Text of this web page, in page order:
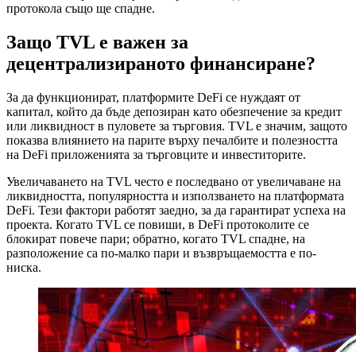
протокола също ще спадне.
Защо TVL е важен за
децентрализираното финансиране?
За да функционират, платформите DeFi се нуждаят от
капитал, който да бъде депозиран като обезпечение за кредит
или ликвидност в пуловете за търговия. TVL е значим, защото
показва влиянието на парите върху печалбите и полезността
на DeFi приложенията за търговците и инвеститорите.
Увеличаването на TVL често е последвано от увеличаване на
ликвидността, популярността и използването на платформата
DeFi. Тези фактори работят заедно, за да гарантират успеха на
проекта. Когато TVL се повиши, в DeFi протоколите се
блокират повече пари; обратно, когато TVL спадне, на
разположение са по-малко пари и възвръщаемостта е по-
ниска.